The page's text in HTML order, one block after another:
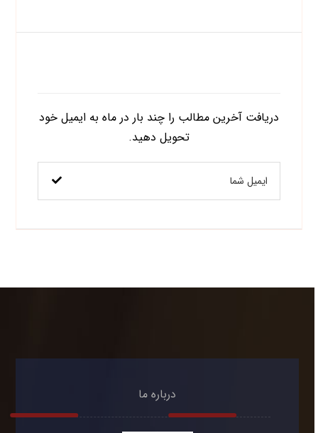
دریافت آخرین مطالب را چند بار در ماه به ایمیل خود
تحویل دهید.
درباره ما